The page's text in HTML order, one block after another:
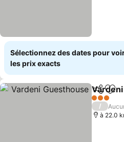
Sélectionnez des dates pour
les prix exacts
Partager
3 Étoiles
/
à 22.0